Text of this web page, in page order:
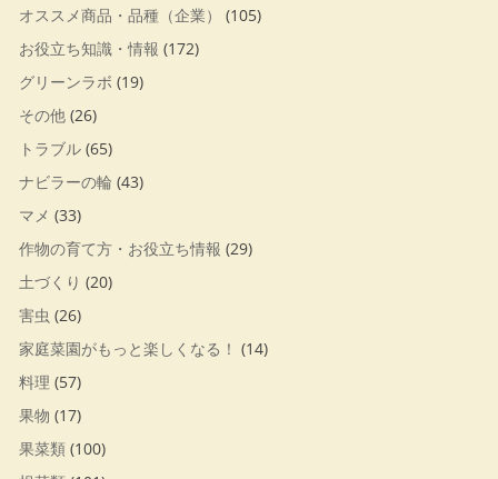
オススメ商品・品種（企業）
(105)
お役立ち知識・情報 (172)
グリーンラボ (19)
その他 (26)
トラブル (65)
ナビラーの輪 (43)
マメ (33)
作物の育て方・お役立ち情報 (29)
土づくり (20)
害虫 (26)
家庭菜園がもっと楽しくなる！ (14)
料理 (57)
果物 (17)
果菜類 (100)